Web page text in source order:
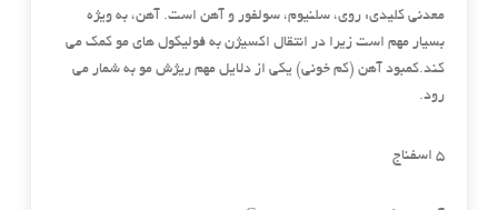
معدنی کلیدی: روی، سلنیوم، سولفور و آهن است. آهن، به ویژه
بسیار مهم است زیرا در انتقال اکسیژن به فولیکول های مو کمک می
کند.کمبود آهن (کم خونی) یکی از دلایل مهم ریژش مو به شمار می
رود.
۵ اسفناج